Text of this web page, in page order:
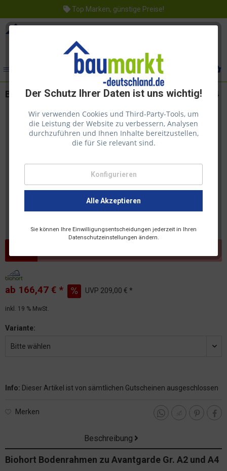
Top Marken, günstige Preise!
Der Schutz Ihrer Daten ist uns wichtig!
Wir verwenden Cookies und Third-Party-Tools, um
die Leistung der Website zu verbessern, Analysen
durchzuführen und Ihnen Inhalte bereitzustellen,
die für Sie relevant sind.
Konfigurieren
Alle Akzeptieren
Sie können Ihre Einwilligungsentscheidungen jederzeit in Ihren
Datenschutzeinstellungen ändern.
Biohort Bodenrahmen zu Avantgarde Gr. A2 und A4
ab 166,47 € * UVP 209,00 € *
inkl. 19 % MwSt.
Variante:
Info: Dieser Artikel ist von sämtlichen Gutscheinen ausgeschlossen
Merken
Beschreibung
Biohort Bodenrahmen zu Avantgarde Gr. A2 und A4